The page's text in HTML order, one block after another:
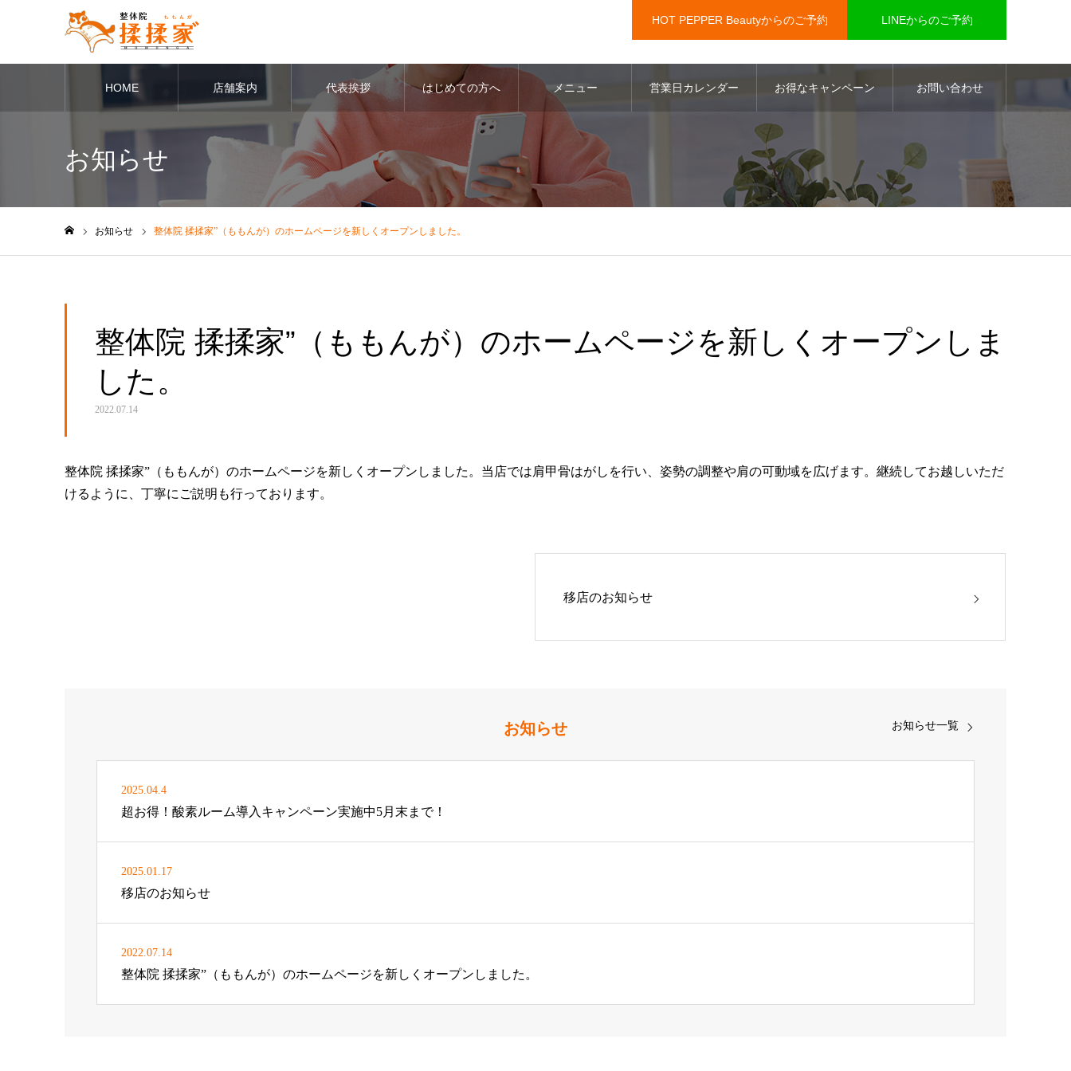
HOT PEPPER Beautyからのご予約 LINEからのご予約
HOME 店舗案内 代表挨拶 はじめての方へ メニュー 営業日カレンダー お得なキャンペーン お問い合わせ
お知らせ
お知らせ 整体院 揉揉家”（ももんが）のホームページを新しくオープンしました。
整体院 揉揉家”（ももんが）のホームページを新しくオープンしま
した。
2022.07.14
整体院 揉揉家”（ももんが）のホームページを新しくオープンしました。当店では肩甲骨はがしを行い、姿勢の調整や肩の可動域を広げます。継続してお越しいただ
けるように、丁寧にご説明も行っております。
移店のお知らせ
お知らせ
2025.04.4
超お得！酸素ルーム導入キャンペーン実施中5月末まで！
2025.01.17
移店のお知らせ
2022.07.14
整体院 揉揉家”（ももんが）のホームページを新しくオープンしました。
お知らせ一覧